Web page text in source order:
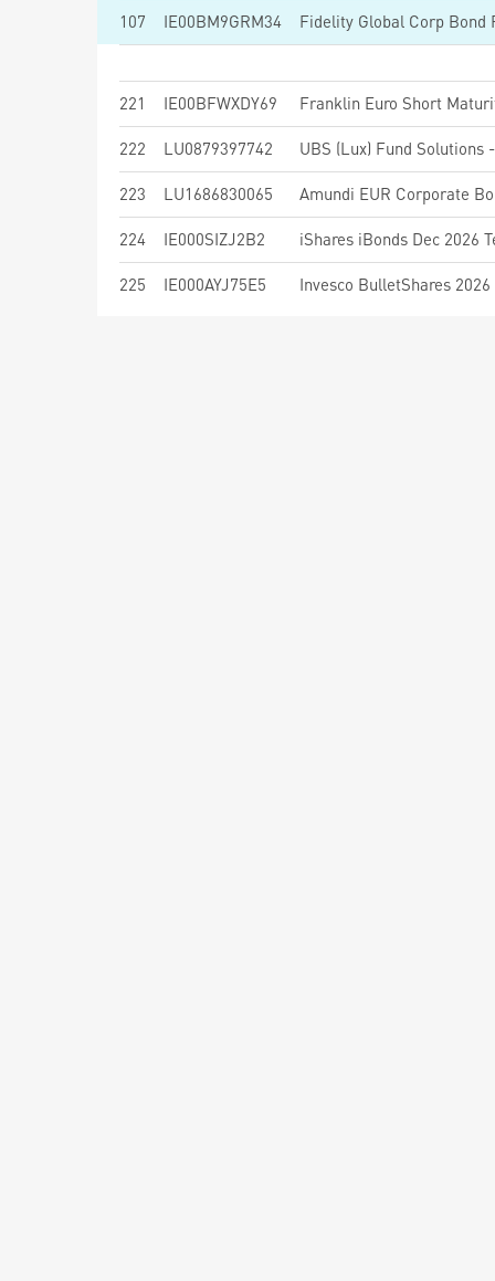
107 IE00BM9GRM34
221 IE00BFWXDY69 Franklin Euro Short
222 LU0879397742
223 LU1686830065
224 IE000SIZJ2B2
225 IE000AYJ75E5